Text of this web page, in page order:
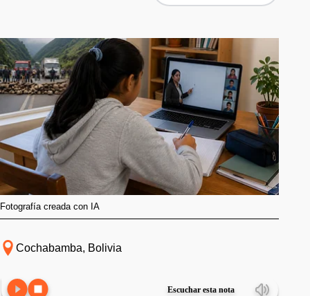
Fotografía creada con IA
Cochabamba, Bolivia
Escuchar esta nota